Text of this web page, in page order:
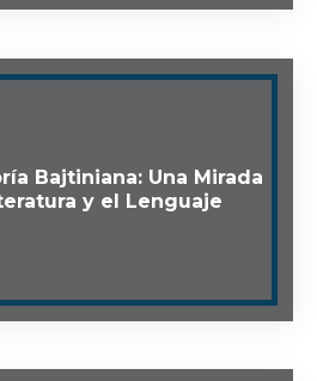
Bajtiniana: Una Mirada
y el Lenguaje